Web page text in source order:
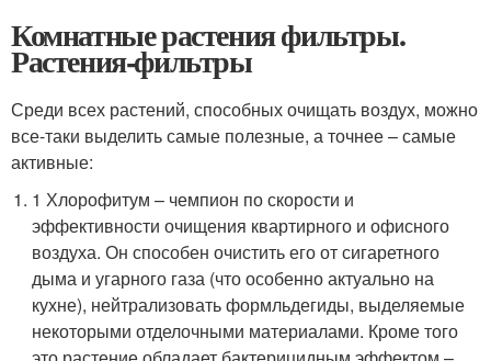
Комнатные растения фильтры.
Растения-фильтры
Среди всех растений, способных очищать воздух, можно
все-таки выделить самые полезные, а точнее – самые
активные:
1 Хлорофитум – чемпион по скорости и
эффективности очищения квартирного и офисного
воздуха. Он способен очистить его от сигаретного
дыма и угарного газа (что особенно актуально на
кухне), нейтрализовать формльдегиды, выделяемые
некоторыми отделочными материалами. Кроме того